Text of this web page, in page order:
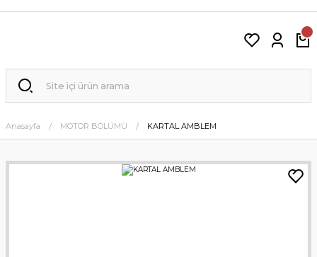
Anasayfa MOTOR BÖLÜMÜ KARTAL AMBLEM